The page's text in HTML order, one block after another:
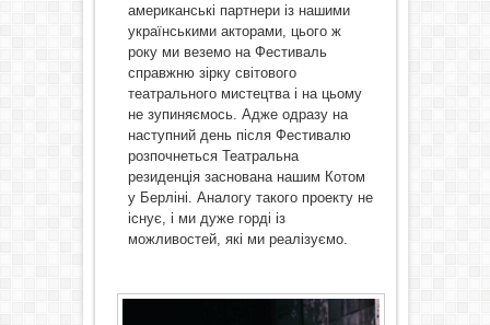
американські партнери із нашими
українськими акторами, цього ж
року ми веземо на Фестиваль
справжню зірку світового
театрального мистецтва і на цьому
не зупиняємось. Адже одразу на
наступний день після Фестивалю
розпочнеться Театральна
резиденція заснована нашим Котом
у Берліні. Аналогу такого проекту не
існує, і ми дуже горді із
можливостей, які ми реалізуємо.